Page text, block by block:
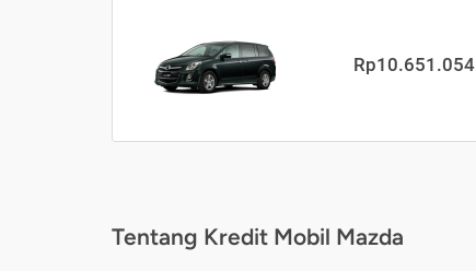
Rp10.651.054
Tentang Kredit Mobil Mazda